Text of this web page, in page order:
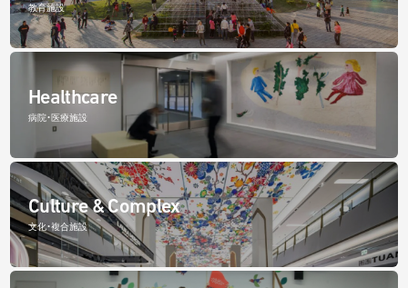
教育施設
Healthcare
病院・医療施設
Culture & Complex
文化・複合施設